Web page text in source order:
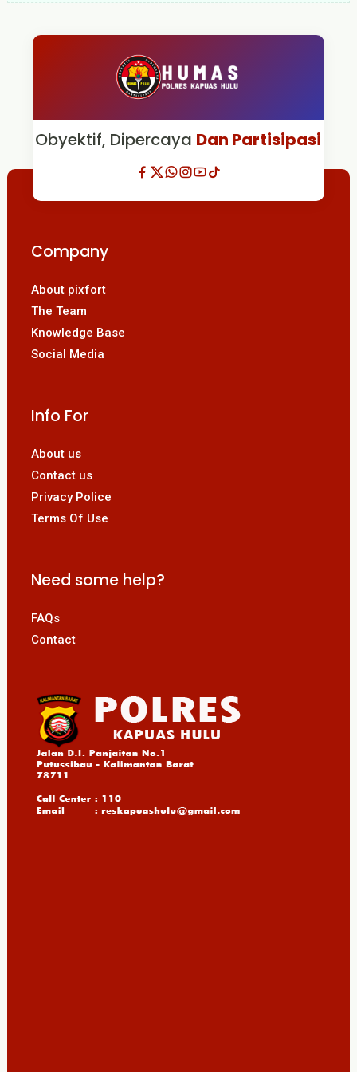
Obyektif, Dipercaya Dan Partisipasi
Company
About pixfort
The Team
Knowledge Base
Social Media
Info For
About us
Contact us
Privacy Police
Terms Of Use
Need some help?
FAQs
Contact